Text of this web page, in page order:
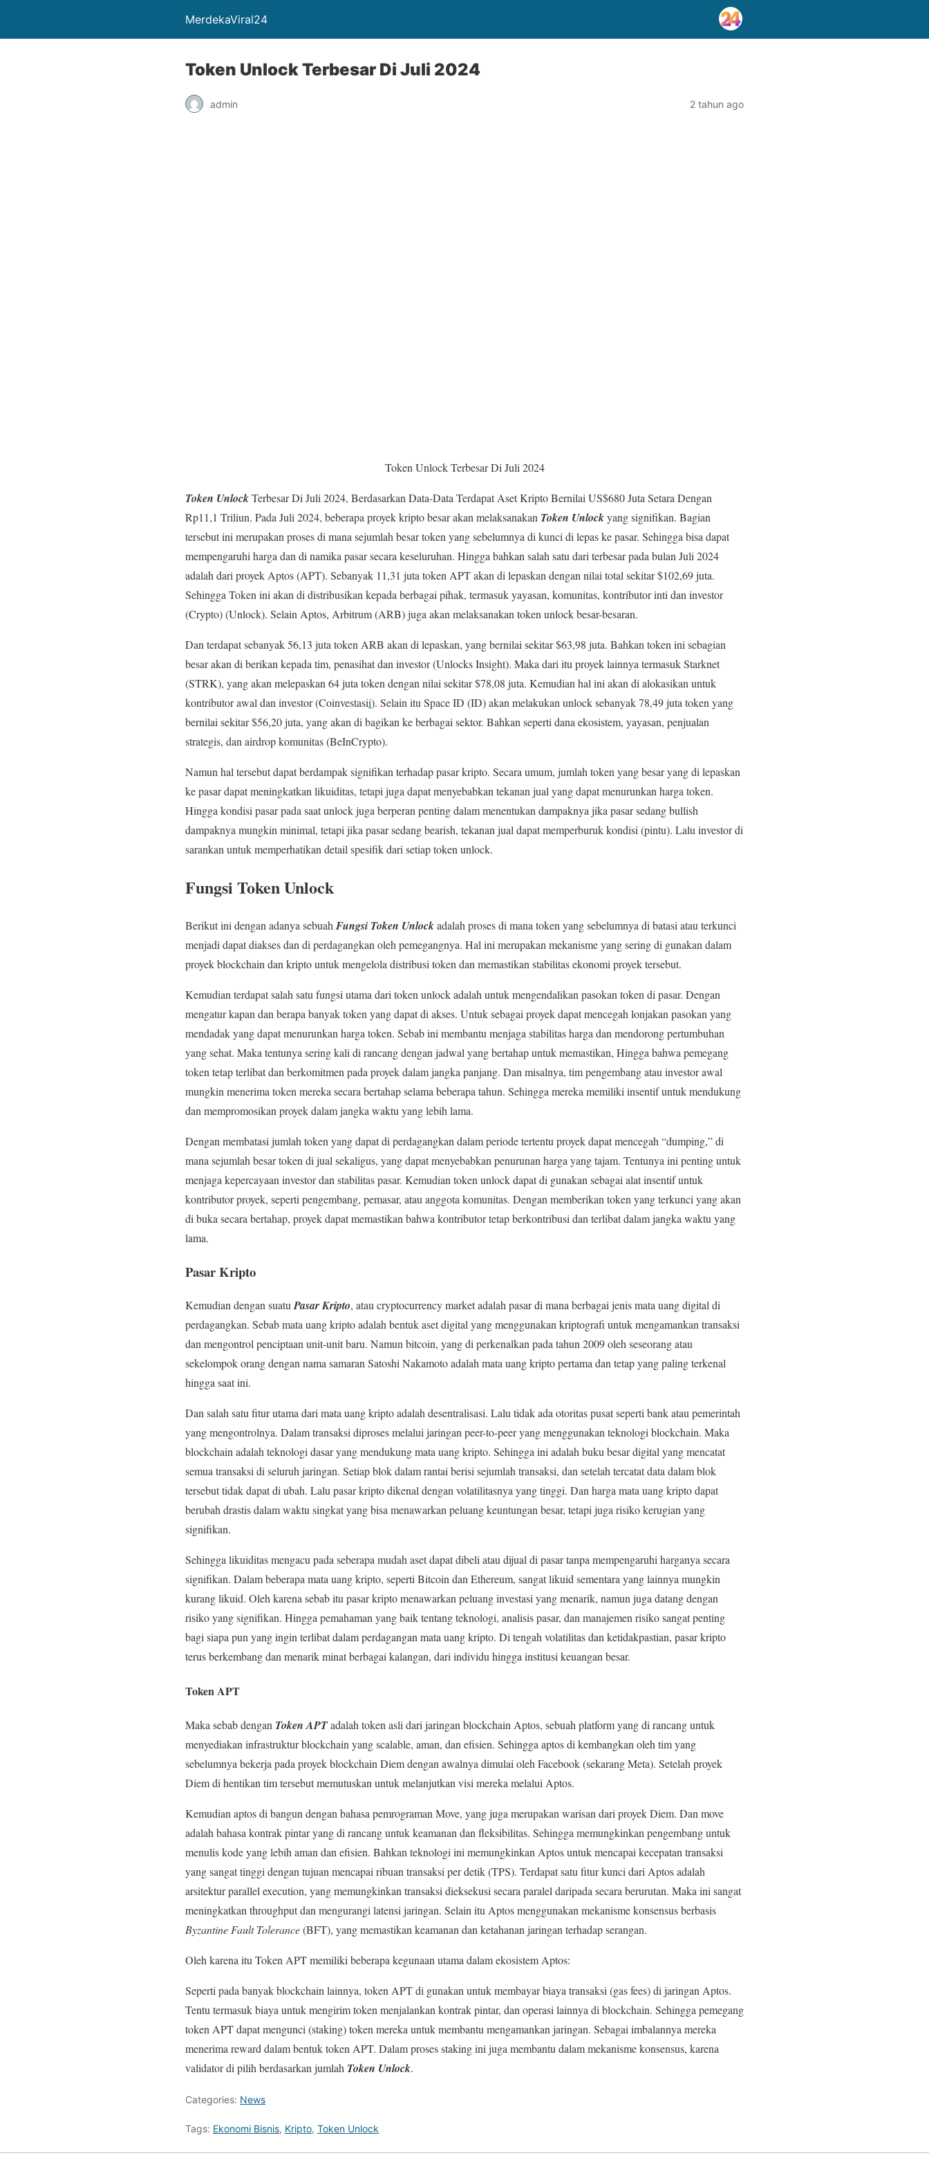
MerdekaViral24
Token Unlock Terbesar Di Juli 2024
admin 2 tahun ago
Token Unlock Terbesar Di Juli 2024
Token UnlockTerbesar Di Juli 2024, Berdasarkan Data-Data Terdapat Aset Kripto Bernilai US$680 Juta Setara Dengan
Rp11,1 Triliun. Pada Juli 2024, beberapa proyek kripto besar akan melaksanakan Token Unlockyang signifikan. Bagian
tersebut ini merupakan proses di mana sejumlah besar token yang sebelumnya di kunci di lepas ke pasar. Sehingga bisa dapat
mempengaruhi harga dan di namika pasar secara keseluruhan. Hingga bahkan salah satu dari terbesar pada bulan Juli 2024
adalah dari proyek Aptos (APT). Sebanyak 11,31 juta token APT akan di lepaskan dengan nilai total sekitar $102,69 juta.
Sehingga Token ini akan di distribusikan kepada berbagai pihak, termasuk yayasan, komunitas, kontributor inti dan investor​
(Crypto)​​ (Unlock)​. Selain Aptos, Arbitrum (ARB) juga akan melaksanakan token unlock besar-besaran.
Dan terdapat sebanyak 56,13 juta token ARB akan di lepaskan, yang bernilai sekitar $63,98 juta. Bahkan token ini sebagian
besar akan di berikan kepada tim, penasihat dan investor​ (Unlocks Insight)​. Maka dari itu proyek lainnya termasuk Starknet
(STRK), yang akan melepaskan 64 juta token dengan nilai sekitar $78,08 juta. Kemudian hal ini akan di alokasikan untuk
kontributor awal dan investor​ (Coinvestasii)​. Selain itu Space ID (ID) akan melakukan unlock sebanyak 78,49 juta token yang
bernilai sekitar $56,20 juta, yang akan di bagikan ke berbagai sektor. Bahkan seperti dana ekosistem, yayasan, penjualan
strategis, dan airdrop komunitas​ (BeInCrypto).
Namun hal tersebut dapat berdampak signifikan terhadap pasar kripto. Secara umum, jumlah token yang besar yang di lepaskan
ke pasar dapat meningkatkan likuiditas, tetapi juga dapat menyebabkan tekanan jual yang dapat menurunkan harga token.
Hingga kondisi pasar pada saat unlock juga berperan penting dalam menentukan dampaknya jika pasar sedang bullish
dampaknya mungkin minimal, tetapi jika pasar sedang bearish, tekanan jual dapat memperburuk kondisi​ (pintu)​. Lalu investor di
sarankan untuk memperhatikan detail spesifik dari setiap token unlock.
Fungsi Token Unlock
Berikut ini dengan adanya sebuah Fungsi Token Unlockadalah proses di mana token yang sebelumnya di batasi atau terkunci
menjadi dapat diakses dan di perdagangkan oleh pemegangnya. Hal ini merupakan mekanisme yang sering di gunakan dalam
proyek blockchain dan kripto untuk mengelola distribusi token dan memastikan stabilitas ekonomi proyek tersebut.
Kemudian terdapat salah satu fungsi utama dari token unlock adalah untuk mengendalikan pasokan token di pasar. Dengan
mengatur kapan dan berapa banyak token yang dapat di akses. Untuk sebagai proyek dapat mencegah lonjakan pasokan yang
mendadak yang dapat menurunkan harga token. Sebab ini membantu menjaga stabilitas harga dan mendorong pertumbuhan
yang sehat. Maka tentunya sering kali di rancang dengan jadwal yang bertahap untuk memastikan, Hingga bahwa pemegang
token tetap terlibat dan berkomitmen pada proyek dalam jangka panjang. Dan misalnya, tim pengembang atau investor awal
mungkin menerima token mereka secara bertahap selama beberapa tahun. Sehingga mereka memiliki insentif untuk mendukung
dan mempromosikan proyek dalam jangka waktu yang lebih lama.
Dengan membatasi jumlah token yang dapat di perdagangkan dalam periode tertentu proyek dapat mencegah “dumping,” di
mana sejumlah besar token di jual sekaligus, yang dapat menyebabkan penurunan harga yang tajam. Tentunya ini penting untuk
menjaga kepercayaan investor dan stabilitas pasar. Kemudian token unlock dapat di gunakan sebagai alat insentif untuk
kontributor proyek, seperti pengembang, pemasar, atau anggota komunitas. Dengan memberikan token yang terkunci yang akan
di buka secara bertahap, proyek dapat memastikan bahwa kontributor tetap berkontribusi dan terlibat dalam jangka waktu yang
lama.
Pasar Kripto
Kemudian dengan suatuPasar Kripto, atau cryptocurrency market adalah pasar di mana berbagai jenis mata uang digital di
perdagangkan. Sebab mata uang kripto adalah bentuk aset digital yang menggunakan kriptografi untuk mengamankan transaksi
dan mengontrol penciptaan unit-unit baru. Namun bitcoin, yang di perkenalkan pada tahun 2009 oleh seseorang atau
sekelompok orang dengan nama samaran Satoshi Nakamoto adalah mata uang kripto pertama dan tetap yang paling terkenal
hingga saat ini.
Dan salah satu fitur utama dari mata uang kripto adalah desentralisasi. Lalu tidak ada otoritas pusat seperti bank atau pemerintah
yang mengontrolnya. Dalam transaksi diproses melalui jaringan peer-to-peer yang menggunakan teknologi blockchain. Maka
blockchain adalah teknologi dasar yang mendukung mata uang kripto. Sehingga ini adalah buku besar digital yang mencatat
semua transaksi di seluruh jaringan. Setiap blok dalam rantai berisi sejumlah transaksi, dan setelah tercatat data dalam blok
tersebut tidak dapat di ubah. Lalu pasar kripto dikenal dengan volatilitasnya yang tinggi. Dan harga mata uang kripto dapat
berubah drastis dalam waktu singkat yang bisa menawarkan peluang keuntungan besar, tetapi juga risiko kerugian yang
signifikan.
Sehingga likuiditas mengacu pada seberapa mudah aset dapat dibeli atau dijual di pasar tanpa mempengaruhi harganya secara
signifikan. Dalam beberapa mata uang kripto, seperti Bitcoin dan Ethereum, sangat likuid sementara yang lainnya mungkin
kurang likuid. Oleh karena sebab itu pasar kripto menawarkan peluang investasi yang menarik, namun juga datang dengan
risiko yang signifikan. Hingga pemahaman yang baik tentang teknologi, analisis pasar, dan manajemen risiko sangat penting
bagi siapa pun yang ingin terlibat dalam perdagangan mata uang kripto. Di tengah volatilitas dan ketidakpastian, pasar kripto
terus berkembang dan menarik minat berbagai kalangan, dari individu hingga institusi keuangan besar.
Token APT
Maka sebab dengan Token APTadalah token asli dari jaringan blockchain Aptos, sebuah platform yang di rancang untuk
menyediakan infrastruktur blockchain yang scalable, aman, dan efisien. Sehingga aptos di kembangkan oleh tim yang
sebelumnya bekerja pada proyek blockchain Diem dengan awalnya dimulai oleh Facebook (sekarang Meta). Setelah proyek
Diem di hentikan tim tersebut memutuskan untuk melanjutkan visi mereka melalui Aptos.
Kemudian aptos di bangun dengan bahasa pemrograman Move, yang juga merupakan warisan dari proyek Diem. Dan move
adalah bahasa kontrak pintar yang di rancang untuk keamanan dan fleksibilitas. Sehingga memungkinkan pengembang untuk
menulis kode yang lebih aman dan efisien. Bahkan teknologi ini memungkinkan Aptos untuk mencapai kecepatan transaksi
yang sangat tinggi dengan tujuan mencapai ribuan transaksi per detik (TPS). Terdapat satu fitur kunci dari Aptos adalah
arsitektur parallel execution, yang memungkinkan transaksi dieksekusi secara paralel daripada secara berurutan. Maka ini sangat
meningkatkan throughput dan mengurangi latensi jaringan. Selain itu Aptos menggunakan mekanisme konsensus berbasis
Byzantine Fault Tolerance(BFT), yang memastikan keamanan dan ketahanan jaringan terhadap serangan.
Oleh karena itu Token APT memiliki beberapa kegunaan utama dalam ekosistem Aptos:
Seperti pada banyak blockchain lainnya, token APT di gunakan untuk membayar biaya transaksi (gas fees) di jaringan Aptos.
Tentu termasuk biaya untuk mengirim token menjalankan kontrak pintar, dan operasi lainnya di blockchain. Sehingga pemegang
token APT dapat mengunci (staking) token mereka untuk membantu mengamankan jaringan. Sebagai imbalannya mereka
menerima reward dalam bentuk token APT. Dalam proses staking ini juga membantu dalam mekanisme konsensus, karena
validator di pilih berdasarkan jumlah Token Unlock.
Categories: News
Tags: Ekonomi Bisnis, Kripto, Token Unlock